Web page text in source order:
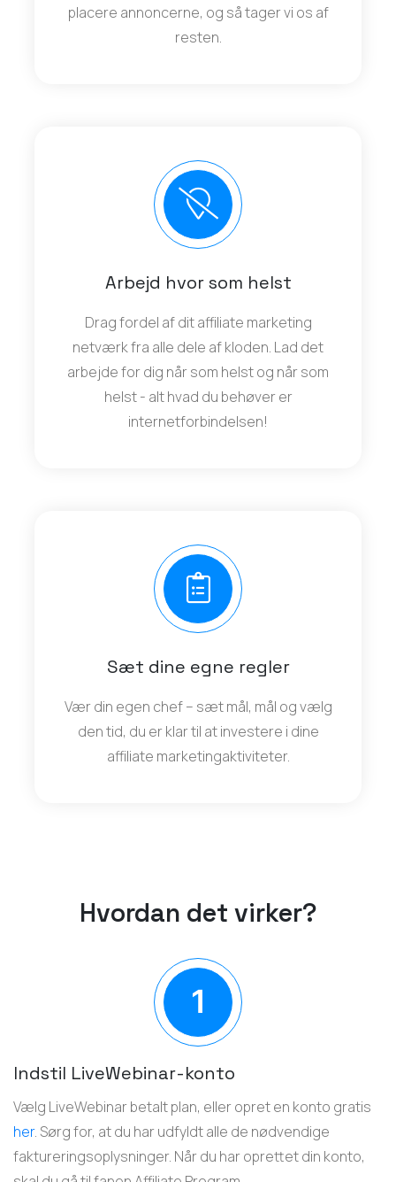
placere annoncerne, og så tager vi os af
resten.
Arbejd hvor som helst
Drag fordel af dit affiliate marketing
netværk fra alle dele af kloden. Lad det
arbejde for dig når som helst og når som
helst - alt hvad du behøver er
internetforbindelsen!
Sæt dine egne regler
Vær din egen chef – sæt mål, mål og vælg
den tid, du er klar til at investere i dine
affiliate marketingaktiviteter.
Hvordan det virker?
Indstil LiveWebinar-konto
Vælg LiveWebinar betalt plan, eller opret en konto gratis
her. Sørg for, at du har udfyldt alle de nødvendige
faktureringsoplysninger. Når du har oprettet din konto,